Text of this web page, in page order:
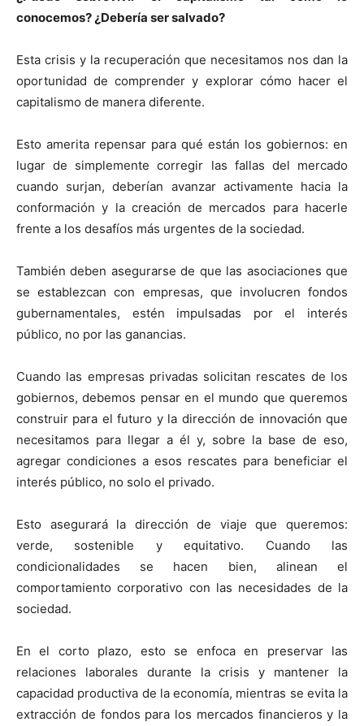
conocemos? ¿Debería ser salvado?
Esta crisis y la recuperación que necesitamos nos dan la
oportunidad de comprender y explorar cómo hacer el
capitalismo de manera diferente.
Esto amerita repensar para qué están los gobiernos: en
lugar de simplemente corregir las fallas del mercado
cuando surjan, deberían avanzar activamente hacia la
conformación y la creación de mercados para hacerle
frente a los desafíos más urgentes de la sociedad.
También deben asegurarse de que las asociaciones que
se establezcan con empresas, que involucren fondos
gubernamentales, estén impulsadas por el interés
público, no por las ganancias.
Cuando las empresas privadas solicitan rescates de los
gobiernos, debemos pensar en el mundo que queremos
construir para el futuro y la dirección de innovación que
necesitamos para llegar a él y, sobre la base de eso,
agregar condiciones a esos rescates para beneficiar el
interés público, no solo el privado.
Esto asegurará la dirección de viaje que queremos:
verde, sostenible y equitativo. Cuando las
condicionalidades se hacen bien, alinean el
comportamiento corporativo con las necesidades de la
sociedad.
En el corto plazo, esto se enfoca en preservar las
relaciones laborales durante la crisis y mantener la
capacidad productiva de la economía, mientras se evita la
extracción de fondos para los mercados financieros y la